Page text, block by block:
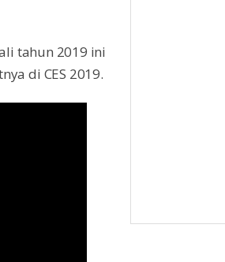
tahun 2019 ini
di CES 2019.